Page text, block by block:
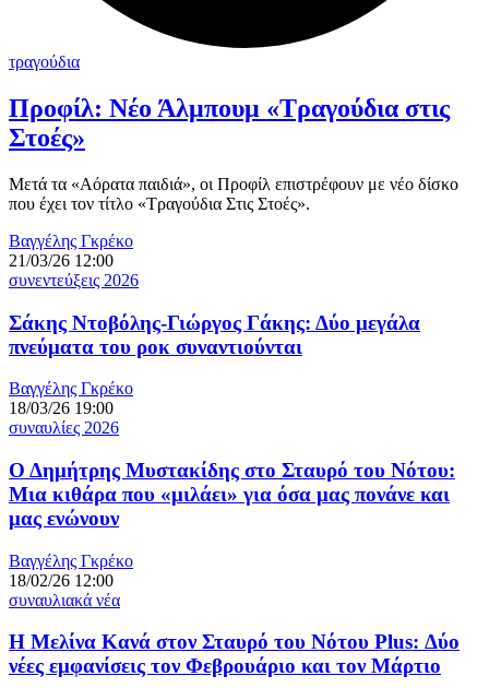
τραγούδια
Προφίλ: Νέο Άλμπουμ «Τραγούδια στις
Στοές»
Μετά τα «Αόρατα παιδιά», οι Προφίλ επιστρέφουν με νέο δίσκο
που έχει τον τίτλο «Τραγούδια Στις Στοές».
Βαγγέλης Γκρέκο
21/03/26 12:00
συνεντεύξεις 2026
Σάκης Ντοβόλης-Γιώργος Γάκης: Δύο μεγάλα
πνεύματα του ροκ συναντιούνται
Βαγγέλης Γκρέκο
18/03/26 19:00
συναυλίες 2026
Ο Δημήτρης Μυστακίδης στο Σταυρό του Νότου:
Μια κιθάρα που «μιλάει» για όσα μας πονάνε και
μας ενώνουν
Βαγγέλης Γκρέκο
18/02/26 12:00
συναυλιακά νέα
Η Μελίνα Κανά στον Σταυρό του Νότου Plus: Δύο
νέες εμφανίσεις τον Φεβρουάριο και τον Μάρτιο